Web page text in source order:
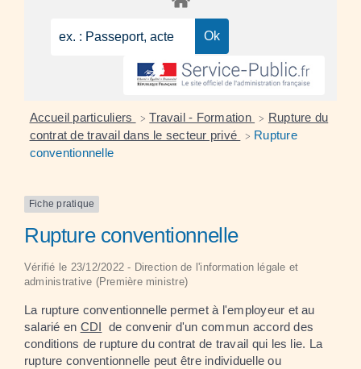
Accueil particuliers > Travail - Formation > Rupture du
contrat de travail dans le secteur privé
> Rupture
conventionnelle
Fiche pratique
Rupture conventionnelle
Vérifié le 23/12/2022 - Direction de l'information légale et
administrative (Première ministre)
La rupture conventionnelle permet à l'employeur et au
salarié en CDI de convenir d'un commun accord des
conditions de rupture du contrat de travail qui les lie. La
rupture conventionnelle peut être individuelle ou